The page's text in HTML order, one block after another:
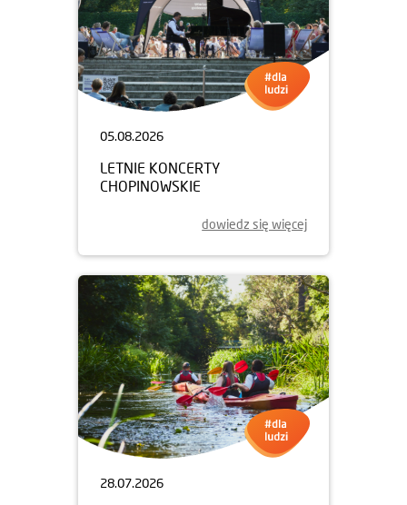
05.08.2026
LETNIE KONCERTY
CHOPINOWSKIE
dowiedz się więcej
28.07.2026